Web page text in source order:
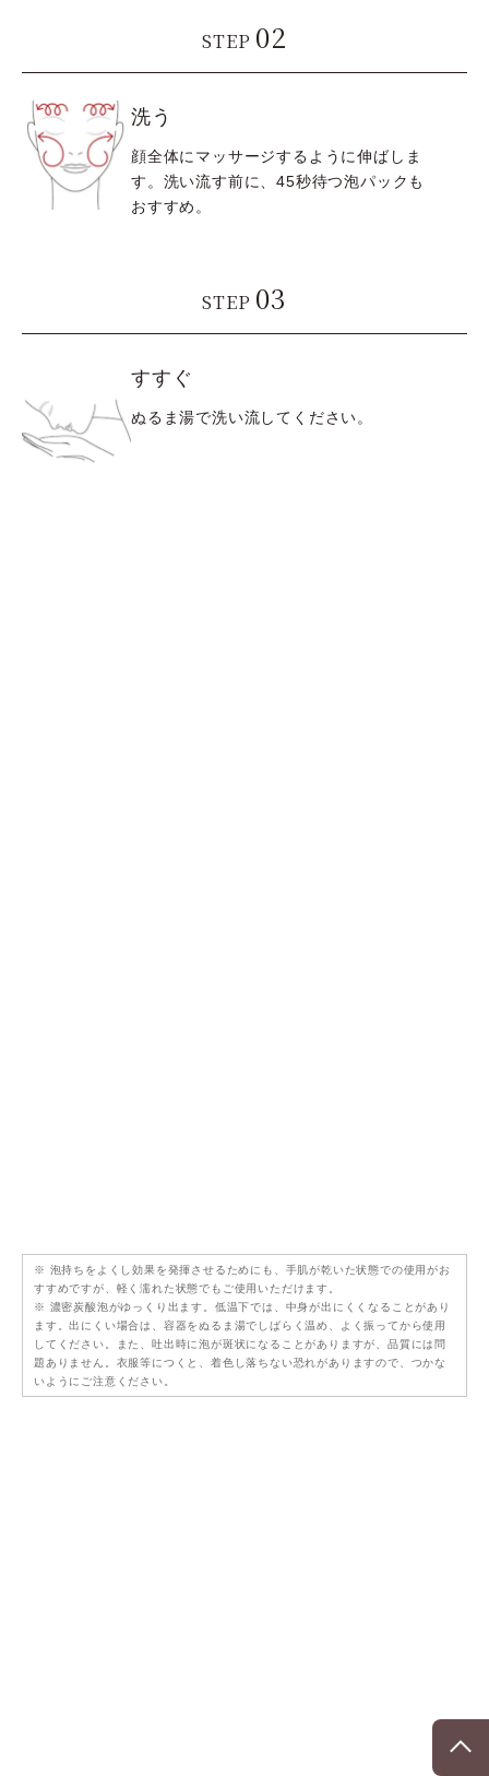
STEP 02
洗う
顔全体にマッサージするように伸ばしま
す。洗い流す前に、45秒待つ泡パックも
おすすめ。
STEP 03
すすぐ
ぬるま湯で洗い流してください。
※ 泡持ちをよくし効果を発揮させるためにも、手肌が乾いた状態での使用がお
すすめですが、軽く濡れた状態でもご使用いただけます。
※ 濃密炭酸泡がゆっくり出ます。低温下では、中身が出にくくなることがあり
ます。出にくい場合は、容器をぬるま湯でしばらく温め、よく振ってから使用
してください。また、吐出時に泡が斑状になることがありますが、品質には問
題ありません。衣服等につくと、着色し落ちない恐れがありますので、つかな
いようにご注意ください。